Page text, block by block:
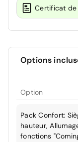
Certificat
Options
Option
Pack Confort:
hauteur,
fonctions